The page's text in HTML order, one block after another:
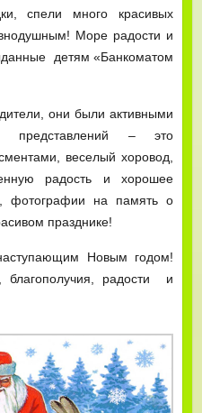
спели много красивых
Море радости и
детям «Банкоматом
они были активными
представлений – это
веселый хоровод,
радость и хорошее
фотографии на память о
празднике!
Новым годом!
благополучия, радости и